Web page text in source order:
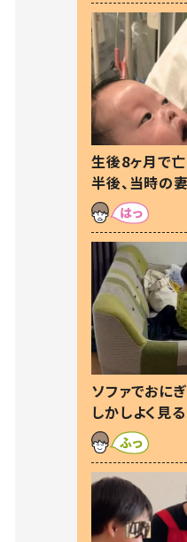
生後8ヶ月で
半後、当時の
た本音とは
ソファでおに
しかしよく見
察した母の投
す！」「現行犯〜」